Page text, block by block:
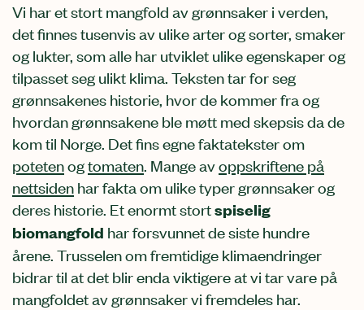
Vi har et stort mangfold av grønnsaker i verden,
det finnes tusenvis av ulike arter og sorter, smaker
og lukter, som alle har utviklet ulike egenskaper og
tilpasset seg ulikt klima. Teksten tar for seg
grønnsakenes historie, hvor de kommer fra og
hvordan grønnsakene ble møtt med skepsis da de
kom til Norge. Det fins egne faktatekster om
potetenogtomaten. Mange avoppskriftene på
nettsiden har fakta om ulike typer grønnsaker og
deres historie. Et enormt stortspiselig
biomangfold har forsvunnet de siste hundre
årene. Trusselen om fremtidige klimaendringer
bidrar til at det blir enda viktigere at vi tar vare på
mangfoldet av grønnsaker vi fremdeles har.